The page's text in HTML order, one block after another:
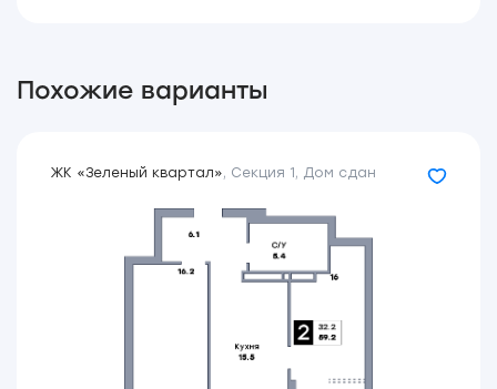
Похожие варианты
ЖК «Зеленый квартал», Секция 1 , Дом сдан